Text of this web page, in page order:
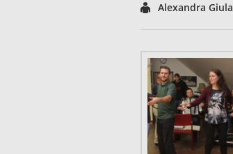
Alexandra Giula